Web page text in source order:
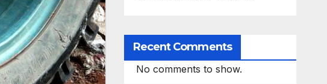
Recent Comments
No comments to show.